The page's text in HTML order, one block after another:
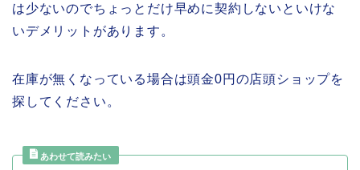
は少ないのでちょっとだけ早めに契約しないといけな
いデメリットがあります。
在庫が無くなっている場合は頭金0円の店頭ショップを
探してください。